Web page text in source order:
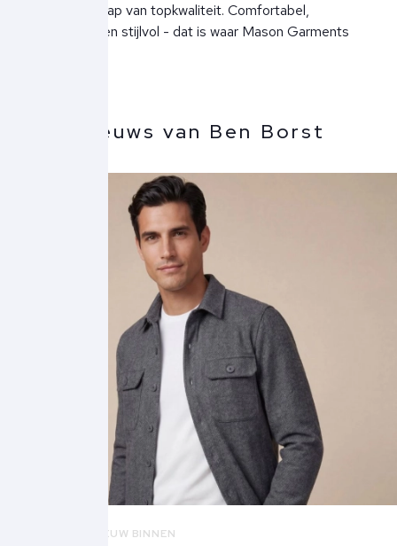
vakmanschap van topkwaliteit. Comfortabel,
duurzaam en stijlvol - dat is waar Mason Garments
Meer nieuws van Ben Borst
NIEUW BINNEN